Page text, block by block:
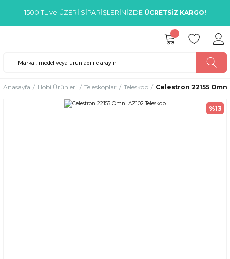
1500 TL ve ÜZERİ SİPARİŞLERİNİZDE ÜCRETSİZ KARGO!
Anasayfa Hobi Ürünleri Teleskoplar Teleskop ​Celestron 22155
%13